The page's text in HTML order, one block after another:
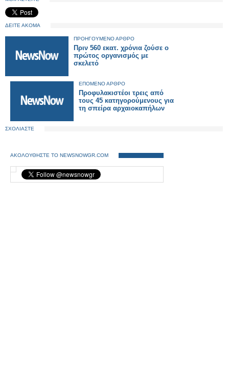
ΔΕΙΤΕ ΑΚΟΜΑ
ΠΡΟΗΓΟΥΜΕΝΟ ΑΡΘΡΟ
Πριν 560 εκατ. χρόνια ζούσε ο
πρώτος οργανισμός με
σκελετό
ΕΠΟΜΕΝΟ ΑΡΘΡΟ
Προφυλακιστέοι τρεις από
τους 45 κατηγορούμενους για
τη σπείρα αρχαιοκαπήλων
ΣΧΟΛΙΑΣΤΕ
ΑΚΟΛΟΥΘΗΣΤΕ ΤΟ NEWSNOWGR.COM